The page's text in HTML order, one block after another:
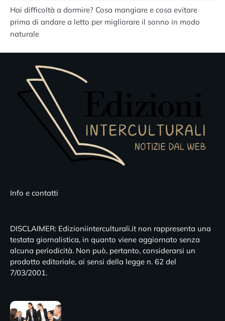
Hai difficoltà a dormire? Cosa mangiare e cosa evitare
prima di andare a letto per migliorare il sonno in modo
naturale
Info e contatti
DISCLAIMER: Edizioniinterculturali.it non rappresenta una
testata giornalistica, in quanto viene aggiornato senza
alcuna periodicità. Non può, pertanto, considerarsi un
prodotto editoriale, ai sensi della legge n. 62 del
7/03/2001.